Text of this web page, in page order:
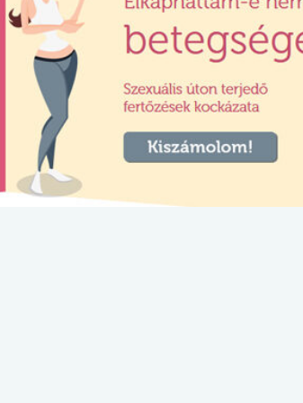
#Suli, munka
Angol középfokú
nyelvvizsga teszt -
No.42
#Suli, munka
Internet-
teszt